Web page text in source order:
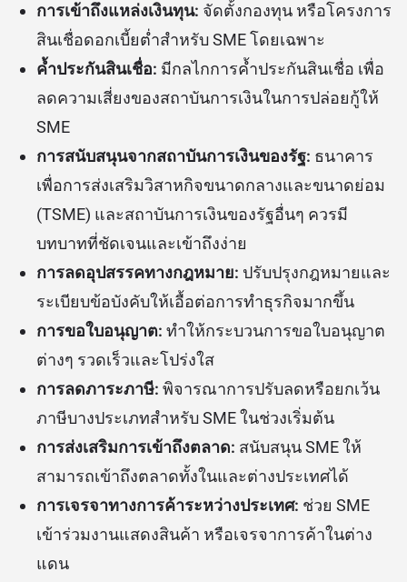
การเข้าถึงแหล่งเงินทุน: จัดตั้งกองทุน หรือโครงการ
สินเชื่อดอกเบี้ยต่ำสำหรับ SME โดยเฉพาะ
ค้ำประกันสินเชื่อ: มีกลไกการค้ำประกันสินเชื่อ เพื่อ
ลดความเสี่ยงของสถาบันการเงินในการปล่อยกู้ให้
SME
การสนับสนุนจากสถาบันการเงินของรัฐ: ธนาคาร
เพื่อการส่งเสริมวิสาหกิจขนาดกลางและขนาดย่อม
(TSME) และสถาบันการเงินของรัฐอื่นๆ ควรมี
บทบาทที่ชัดเจนและเข้าถึงง่าย
การลดอุปสรรคทางกฎหมาย: ปรับปรุงกฎหมายและ
ระเบียบข้อบังคับให้เอื้อต่อการทำธุรกิจมากขึ้น
การขอใบอนุญาต: ทำให้กระบวนการขอใบอนุญาต
ต่างๆ รวดเร็วและโปร่งใส
การลดภาระภาษี: พิจารณาการปรับลดหรือยกเว้น
ภาษีบางประเภทสำหรับ SME ในช่วงเริ่มต้น
การส่งเสริมการเข้าถึงตลาด: สนับสนุน SME ให้
สามารถเข้าถึงตลาดทั้งในและต่างประเทศได้
การเจรจาทางการค้าระหว่างประเทศ: ช่วย SME
เข้าร่วมงานแสดงสินค้า หรือเจรจาการค้าในต่าง
แดน